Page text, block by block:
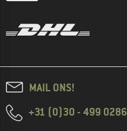
MAIL ONS!
+31 (0)30 - 499 0286